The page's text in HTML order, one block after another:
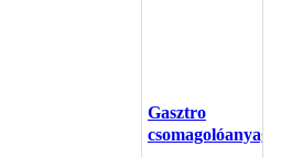
Gasztro
csomagolóanyagok